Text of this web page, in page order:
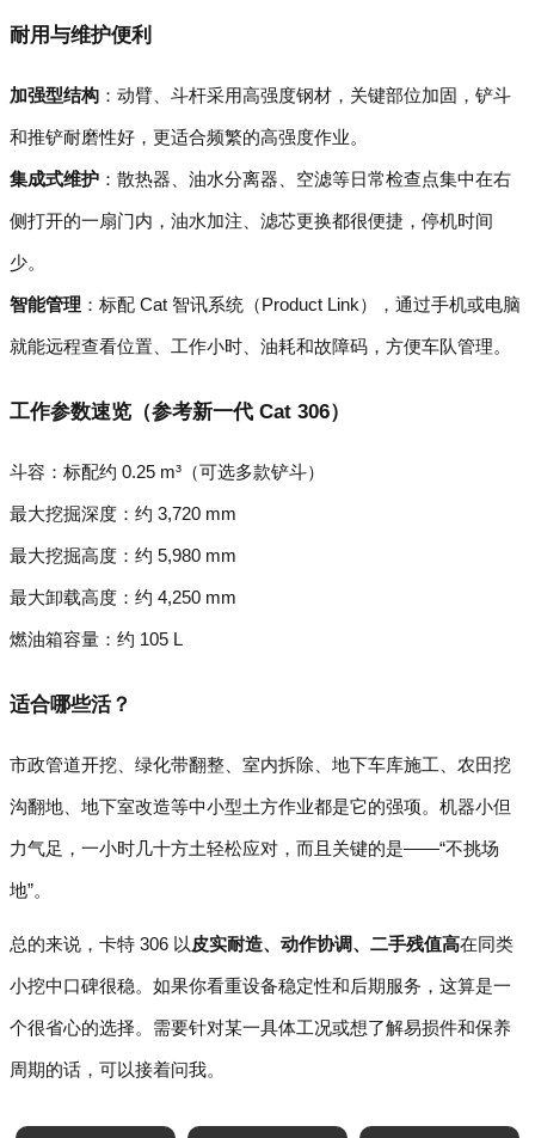
耐用与维护便利
加强型结构 ：动臂、斗杆采用高强度钢材，关键部位加固，铲斗
和推铲耐磨性好，更适合频繁的高强度作业。
集成式维护 ：散热器、油水分离器、空滤等日常检查点集中在右
侧打开的一扇门内，油水加注、滤芯更换都很便捷，停机时间
少。
智能管理 ：标配 Cat 智讯系统（Product Link），通过手机或电脑
就能远程查看位置、工作小时、油耗和故障码，方便车队管理。
工作参数速览（参考新一代 Cat 306）
斗容：标配约 0.25 m³（可选多款铲斗）
最大挖掘深度：约 3,720 mm
最大挖掘高度：约 5,980 mm
最大卸载高度：约 4,250 mm
燃油箱容量：约 105 L
适合哪些活？
市政管道开挖、绿化带翻整、室内拆除、地下车库施工、农田挖
沟翻地、地下室改造等中小型土方作业都是它的强项。机器小但
力气足，一小时几十方土轻松应对，而且关键的是——“不挑场
地”。
总的来说，卡特 306 以 皮实耐造、动作协调、二手残值高在同类
小挖中口碑很稳。如果你看重设备稳定性和后期服务，这算是一
个很省心的选择。需要针对某一具体工况或想了解易损件和保养
周期的话，可以接着问我。